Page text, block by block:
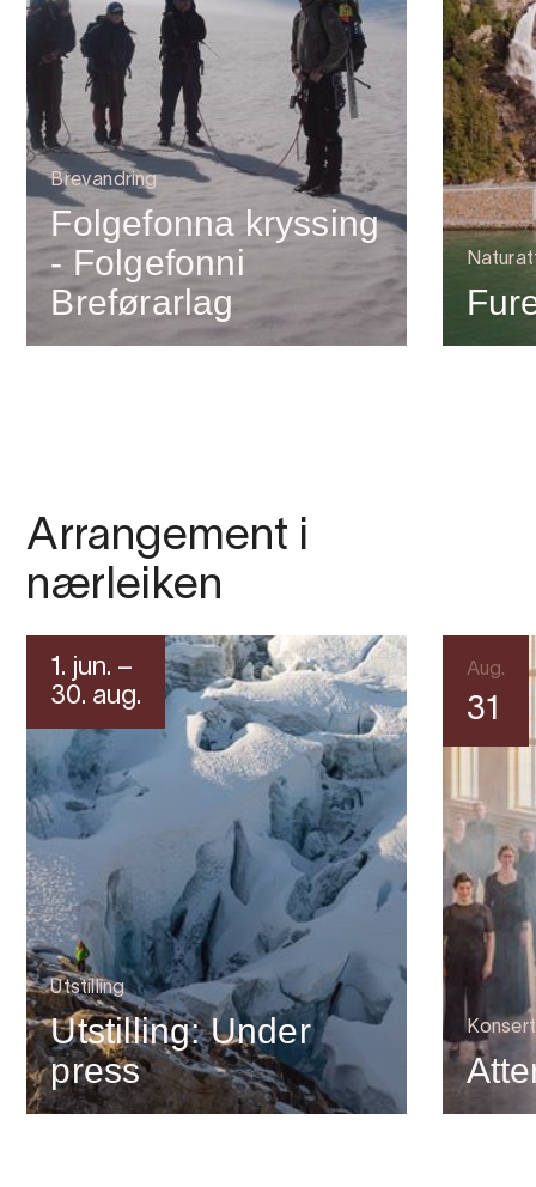
Brevandring
Folgefonna kryssing
- Folgefonni
Breførarlag
Arrangement i
nærleiken
1. jun. –
30. aug.
Utstilling
Utstilling: Under
press
Aug.
31
Konsert